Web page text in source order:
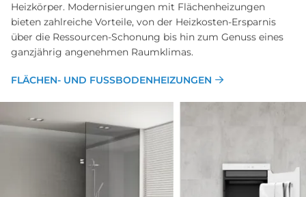
Heizkörper. Modernisierungen mit Flächenheizungen
bieten zahlreiche Vorteile, von der Heizkosten-Ersparnis
über die Ressourcen-Schonung bis hin zum Genuss eines
ganzjährig angenehmen Raumklimas.
FLÄ­CHEN­- UND FUSSBODENHEI­ZUN­GEN